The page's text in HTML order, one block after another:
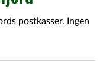
postkasser. Ingen